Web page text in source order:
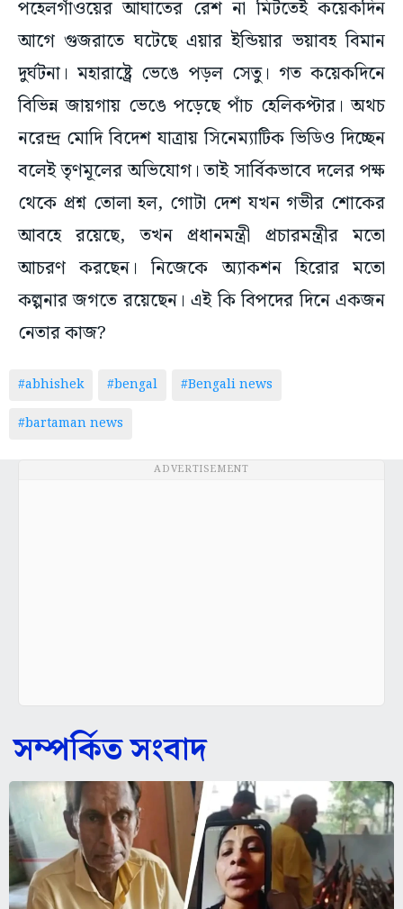
পহেলগাঁওয়ের আঘাতের রেশ না মিটতেই কয়েকদিন
আগে গুজরাতে ঘটেছে এয়ার ইন্ডিয়ার ভয়াবহ বিমান
দুর্ঘটনা। মহারাষ্ট্রে ভেঙে পড়ল সেতু। গত কয়েকদিনে
বিভিন্ন জায়গায় ভেঙে পড়েছে পাঁচ হেলিকপ্টার। অথচ
নরেন্দ্র মোদি বিদেশ যাত্রায় সিনেম্যাটিক ভিডিও দিচ্ছেন
বলেই তৃণমূলের অভিযোগ। তাই সার্বিকভাবে দলের পক্ষ
থেকে প্রশ্ন তোলা হল, গোটা দেশ যখন গভীর শোকের
আবহে রয়েছে, তখন প্রধানমন্ত্রী প্রচারমন্ত্রীর মতো
আচরণ করছেন। নিজেকে অ্যাকশন হিরোর মতো
কল্পনার জগতে রয়েছেন। এই কি বিপদের দিনে একজন
নেতার কাজ?
#abhishek #bengal
#Bengali news
#bartaman news
ADVERTISEMENT
সম্পর্কিত সংবাদ